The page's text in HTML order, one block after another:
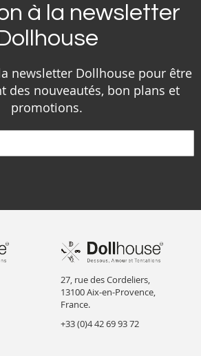
à la newsletter
newsletter Dollhouse pour être
des nouveautés, bon plans et
promotions.
27, rue des Cordeliers,
13100 Aix-en-Provence,
France.
+33 (0)4 42 69 93 72